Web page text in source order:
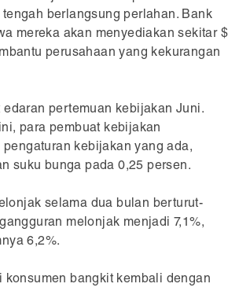
berlangsung perlahan. Bank
mereka akan menyediakan sekitar $
perusahaan yang kekurangan
edaran pertemuan kebijakan Juni.
para pembuat kebijakan
pengaturan kebijakan yang ada,
suku bunga pada 0,25 persen.
selama dua bulan berturut-
melonjak menjadi 7,1%,
6,2%.
konsumen bangkit kembali dengan